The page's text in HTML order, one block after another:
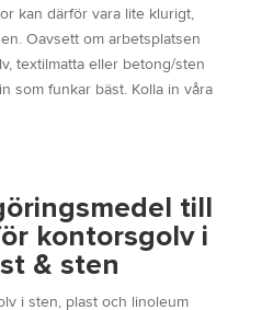
kan därför vara lite klurigt,
Oavsett om arbetsplatsen
textilmatta eller betong/sten
som funkar bäst. Kolla in våra
till
kontorsgolv i
& sten
i sten, plast och linoleum